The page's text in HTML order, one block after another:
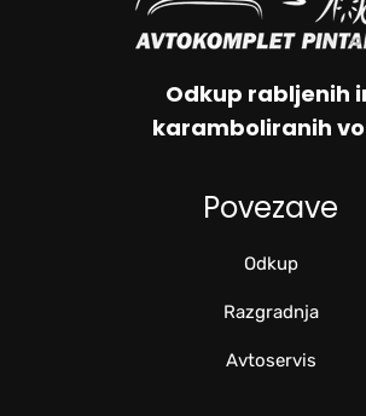
Odkup rabljenih
karamboliranih
Povezave
Odkup
Razgradnja
Avtoservis